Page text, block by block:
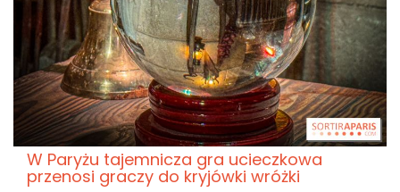
W Paryżu tajemnicza gra ucieczkowa
przenosi graczy do kryjówki wróżki